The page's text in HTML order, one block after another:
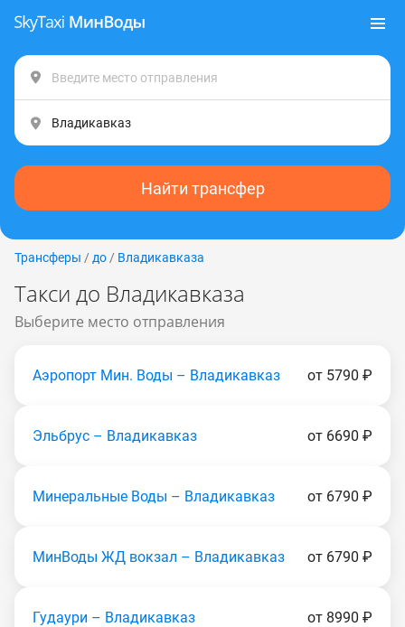
Найти трансфер
Трансферы / до / Владикавказа
Такси до Владикавказа
Выберите место отправления
Аэропорт Мин. Воды – Владикавказ от 5790 ₽
Эльбрус – Владикавказ от 6690 ₽
Минеральные Воды – Владикавказ от 6790 ₽
МинВоды ЖД вокзал – Владикавказ от 6790 ₽
Гудаури – Владикавказ от 8990 ₽